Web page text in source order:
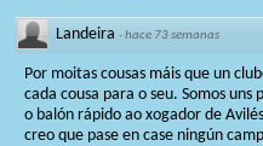
Landeira ·hace 73 semanas
Por moitas cousas máis que un
cada cousa para o seu. Somos
o balón rápido ao xogador de
creo que pase en case ningún